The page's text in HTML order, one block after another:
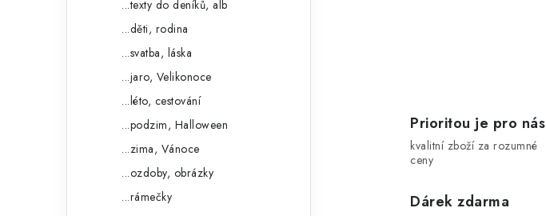
...texty do deníků, alb
...děti, rodina
...svatba, láska
...jaro, Velikonoce
...léto, cestování
...podzim, Halloween
...zima, Vánoce
...ozdoby, obrázky
...rámečky
Prioritou je pro nás
kvalitní zboží za rozumné
ceny
Dárek zdarma